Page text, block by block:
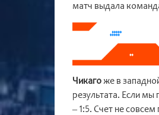
матч выдала
Чикагоже в
результата. Если
– 1:5. Счет не